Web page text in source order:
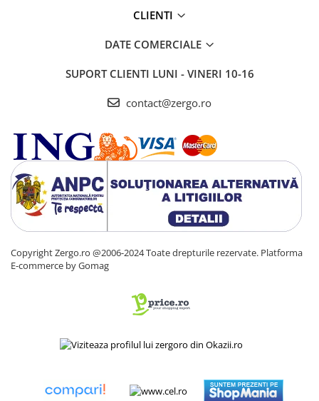
CLIENTI
DATE COMERCIALE
SUPORT CLIENTI LUNI - VINERI 10-16
contact@zergo.ro
Copyright Zergo.ro @2006-2024 Toate drepturile rezervate. Platforma
E-commerce by Gomag